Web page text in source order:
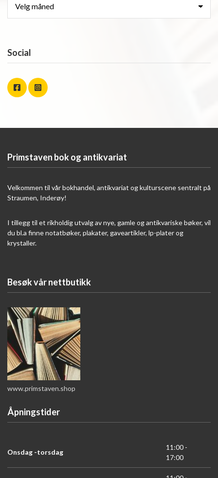
Social
Primstaven bok og antikvariat
Velkommen til vår bokhandel, antikvariat og kulturscene sentralt på
Straumen, Inderøy!
I tillegg til et rikholdig utvalg av nye, gamle og antikvariske bøker, vil
du bl.a finne notatbøker, plakater, gaveartikler, lp-plater og
krystaller.
Besøk vår nettbutikk
www.primstaven.shop
Åpningstider
Onsdag -torsdag
11:00 -
17:00